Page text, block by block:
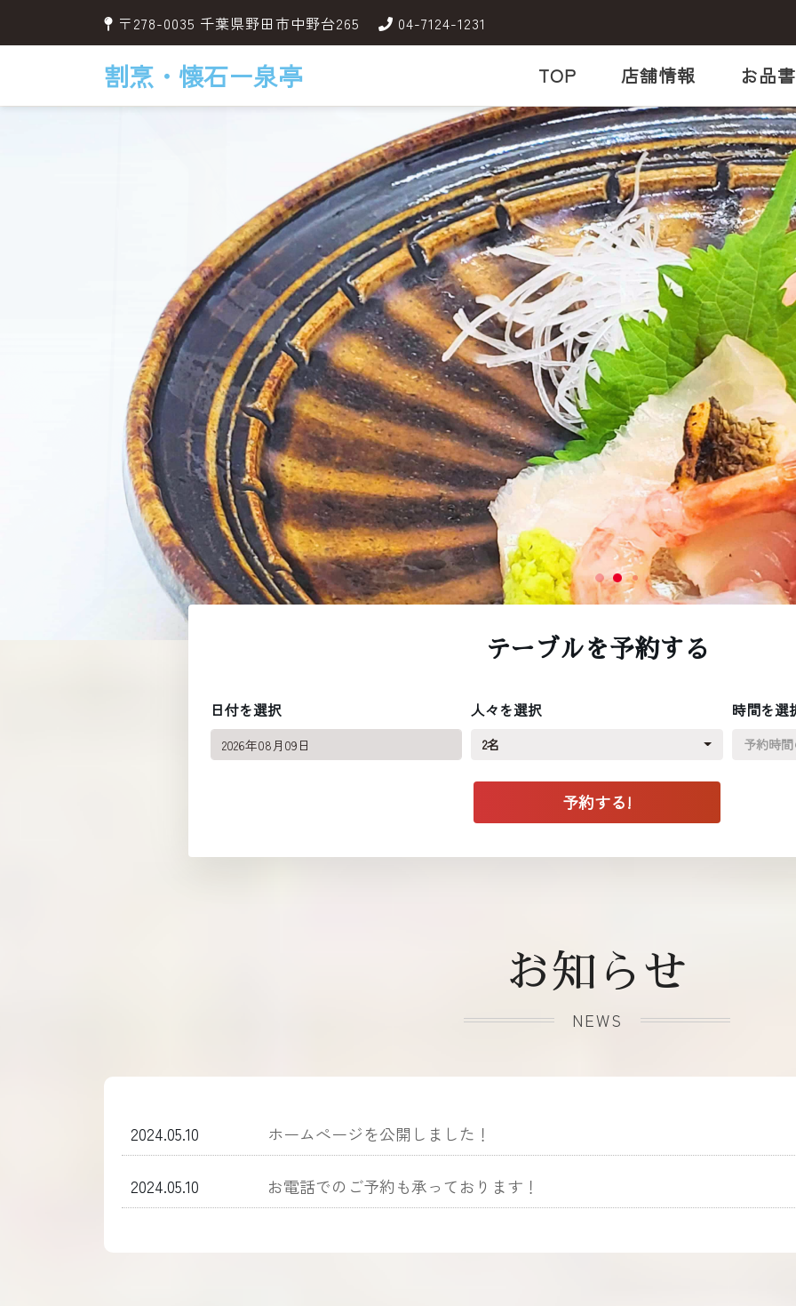
〒278-0035 千葉県野田市中野台265 04-7124-1231
割烹・懐石ー泉亭 TOP 店舗情報 お品
テーブルを予約する
日付を選択 人々を選択
2名
時間を選
予約時
お知らせ
NEWS
2024.05.10 ホームぺージを公開しました！
2024.05.10 お電話でのご予約も承っております！